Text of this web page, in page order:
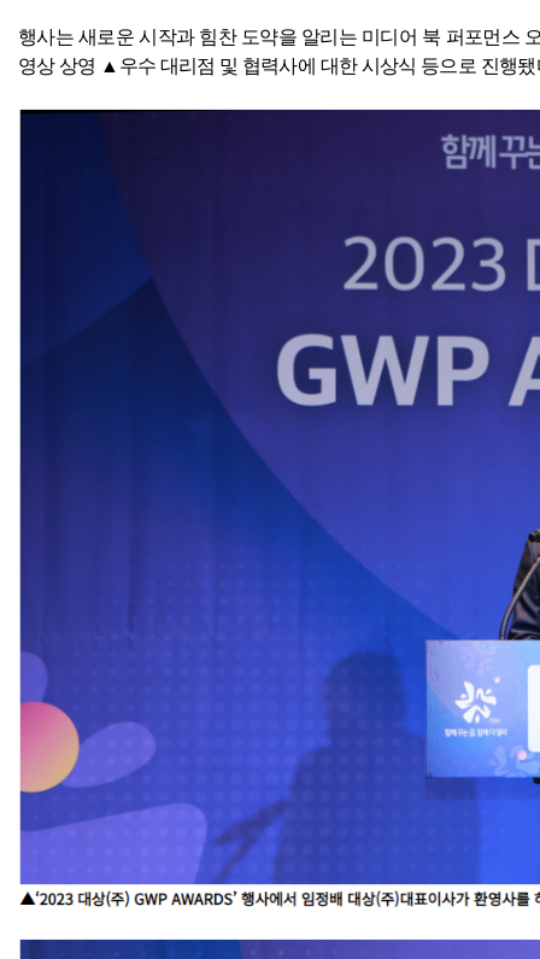
행사는 새로운 시작과 힘찬 도약을 알리는 미디어 북 퍼포먼
영상 상영 ▲우수 대리점 및 협력사에 대한 시상식 등으로 진행됐